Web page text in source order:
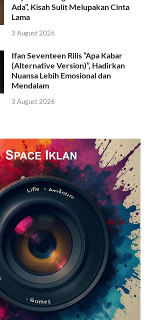
Ada”, Kisah Sulit Melupakan Cinta
Lama
3 August 2026
Ifan Seventeen Rilis “Apa Kabar
(Alternative Version)”, Hadirkan
Nuansa Lebih Emosional dan
Mendalam
3 August 2026